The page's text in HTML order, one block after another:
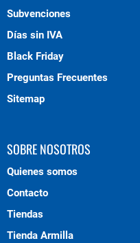
Subvenciones
Días sin IVA
Black Friday
Preguntas Frecuentes
Sitemap
SOBRE NOSOTROS
Quienes somos
Contacto
Tiendas
Tienda Armilla